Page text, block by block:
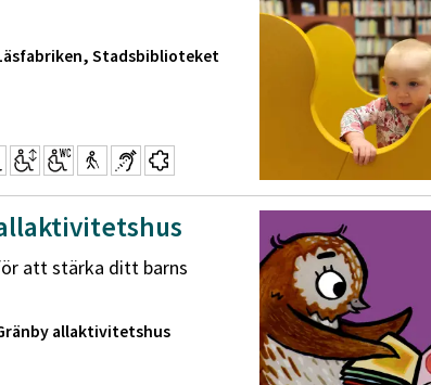
Stadsbiblioteket
att stärka ditt barns
allaktivitetshus